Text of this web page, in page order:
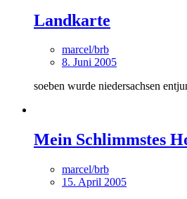
Landkarte
marcel/brb
8. Juni 2005
soeben wurde niedersachsen
Mein Schlimmstes
marcel/brb
15. April 2005